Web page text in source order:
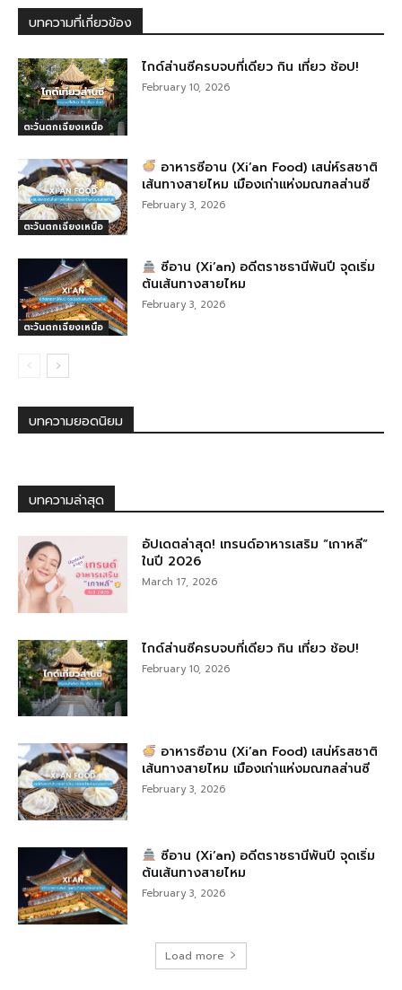
k
บทความที่เกี่ยวข้อง
ตะวันตกเฉียงเหนือ
ไกด์ส่านซีครบจบที่เดียว กิน เที่ยว ช้อป!
February 10, 2026
ตะวันตกเฉียงเหนือ
อาหารซีอาน (Xi’an Food) เสน่ห์รสชาติ
เส้นทางสายไหม เมืองเก่าแห่งมณฑลส่านซี
February 3, 2026
ตะวันตกเฉียงเหนือ
ซีอาน (Xi’an) อดีตราชธานีพันปี จุดเริ่ม
ต้นเส้นทางสายไหม
February 3, 2026
บทความยอดนิยม
บทความล่าสุด
อัปเดตล่าสุด! เทรนด์อาหารเสริม “เกาหลี”
ในปี 2026
March 17, 2026
ไกด์ส่านซีครบจบที่เดียว กิน เที่ยว ช้อป!
February 10, 2026
อาหารซีอาน (Xi’an Food) เสน่ห์รสชาติ
เส้นทางสายไหม เมืองเก่าแห่งมณฑลส่านซี
February 3, 2026
ซีอาน (Xi’an) อดีตราชธานีพันปี จุดเริ่ม
ต้นเส้นทางสายไหม
February 3, 2026
Load more